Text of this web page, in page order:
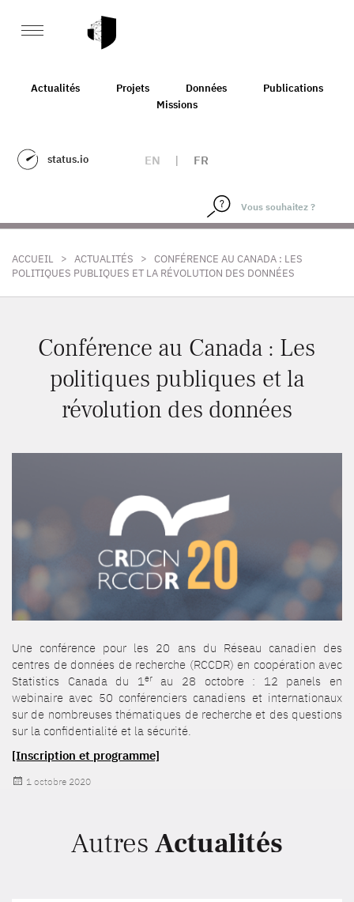
Actualités Projets Données
Publications
Missions
status.io EN | FR
ACCUEIL > ACTUALITÉS > CONFÉRENCE AU CANADA : LES
POLITIQUES PUBLIQUES ET LA RÉVOLUTION DES DONNÉES
Conférence au Canada : Les
politiques publiques et la
révolution des données
Une conférence pour les 20 ans du Réseau canadien des
centres de données de recherche (RCCDR) en coopération avec
Statistics Canada du 1erau 28 octobre : 12 panels en
webinaire avec 50 conférenciers canadiens et internationaux
sur de nombreuses thématiques de recherche et des questions
sur la confidentialité et la sécurité.
[Inscription et programme]
Publié
1 octobre 2020
Autres Actualités